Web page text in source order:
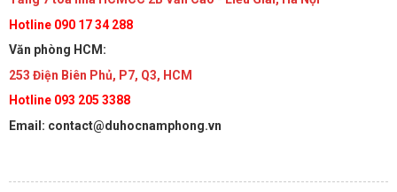
Hotline 090 17 34 288
Văn phòng HCM:
253 Điện Biên Phủ, P7, Q3, HCM
Hotline 093 205 3388
Email: contact@duhocnamphong.vn